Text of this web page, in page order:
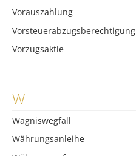
Vorauszahlung
Vorsteuerabzugsberechtigung
Vorzugsaktie
W
Wagniswegfall
Währungsanleihe